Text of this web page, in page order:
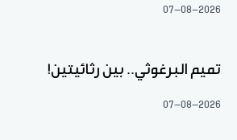
07-08-2026
تميم البرغوثي.. بين رثائيتين!
07-08-2026